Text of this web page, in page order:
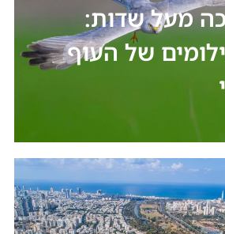
מעל שדות:
של העוף